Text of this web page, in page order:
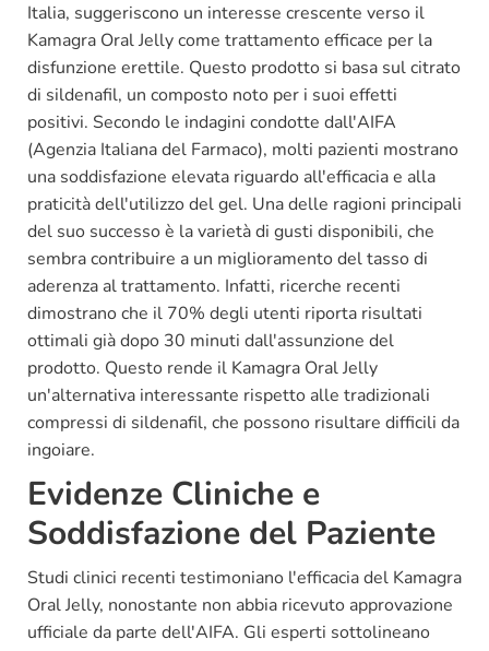
Italia, suggeriscono un interesse crescente verso il
Kamagra Oral Jelly come trattamento efficace per la
disfunzione erettile. Questo prodotto si basa sul citrato
di sildenafil, un composto noto per i suoi effetti
positivi. Secondo le indagini condotte dall'AIFA
(Agenzia Italiana del Farmaco), molti pazienti mostrano
una soddisfazione elevata riguardo all'efficacia e alla
praticità dell'utilizzo del gel. Una delle ragioni principali
del suo successo è la varietà di gusti disponibili, che
sembra contribuire a un miglioramento del tasso di
aderenza al trattamento. Infatti, ricerche recenti
dimostrano che il 70% degli utenti riporta risultati
ottimali già dopo 30 minuti dall'assunzione del
prodotto. Questo rende il Kamagra Oral Jelly
un'alternativa interessante rispetto alle tradizionali
compressi di sildenafil, che possono risultare difficili da
ingoiare.
Evidenze Cliniche e
Soddisfazione del Paziente
Studi clinici recenti testimoniano l'efficacia del Kamagra
Oral Jelly, nonostante non abbia ricevuto approvazione
ufficiale da parte dell'AIFA. Gli esperti sottolineano